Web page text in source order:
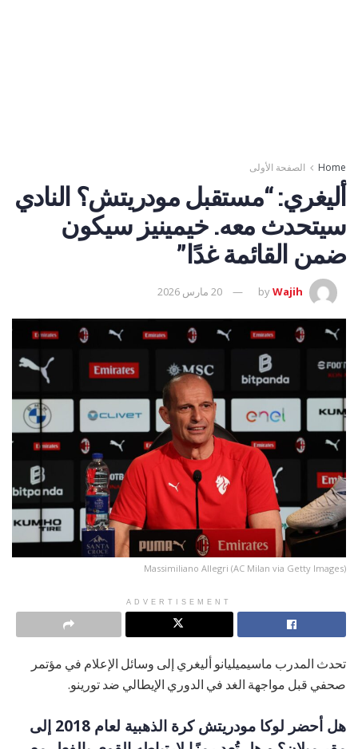
Home الصفحة الأولى
أليغري: “مستقبل مودريتش؟ النادي
سيتحدث معه. خيمينيز سيكون
ضمن القائمة غدًا”
byWajih 20 مارس 2026
Massimiliano Allegri (AC Milan via Getty Images)
ADVERTISEMENT
تحدث المدرب ماسيميليانو أليغري إلى وسائل الإعلام في مؤتمر
صحفي قبل مواجهة الغد في الدوري الإيطالي ضد تورينو.
هل أحضر لوكا مودريتش كرة الذهبية لعام 2018 إلى